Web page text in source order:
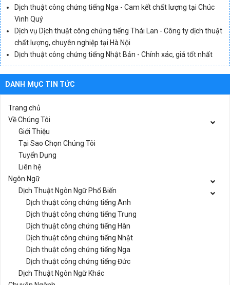
Dịch thuật công chứng tiếng Nga - Cam kết chất lượng tại Chúc
Vinh Quý
Dịch vụ Dịch thuật công chứng tiếng Thái Lan - Công ty dịch thuật
chất lượng, chuyên nghiệp tại Hà Nội
Dịch thuật công chứng tiếng Nhật Bản - Chính xác, giá tốt nhất
DANH MỤC TIN TỨC
Trang chủ
Về Chúng Tôi
Giới Thiệu
Tại Sao Chọn Chúng Tôi
Tuyển Dụng
Liên hệ
Ngôn Ngữ
Dịch Thuật Ngôn Ngữ Phổ Biến
Dịch thuật công chứng tiếng Anh
Dịch thuật công chứng tiếng Trung
Dịch thuật công chứng tiếng Hàn
Dịch thuật công chứng tiếng Nhật
Dịch thuật công chứng tiếng Nga
Dịch thuật công chứng tiếng Đức
Dịch Thuật Ngôn Ngữ Khác